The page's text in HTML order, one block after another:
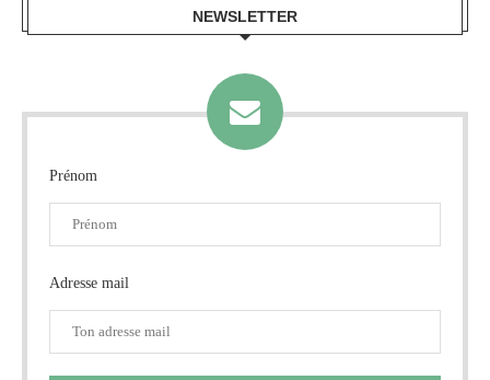
NEWSLETTER
Prénom
Adresse mail